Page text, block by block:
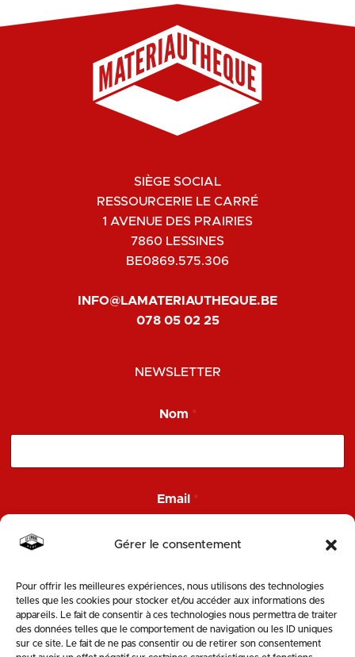
Gérer le consentement
Pour offrir les meilleures expériences, nous utilisons des technologies
telles que les cookies pour stocker et/ou accéder aux informations des
appareils. Le fait de consentir à ces technologies nous permettra de traiter
des données telles que le comportement de navigation ou les ID uniques
sur ce site. Le fait de ne pas consentir ou de retirer son consentement
SIÈGE SOCIAL
RESSOURCERIE LE CARRÉ
1 AVENUE DES PRAIRIES
7860 LESSINES
BE0869.575.306
INFO@LAMATERIAUTHEQUE.BE
078 05 02 25
NEWSLETTER
Nom *
m
a
l
m
E
m
i
Email *
ENVOYER
SUIVEZ-NOUS